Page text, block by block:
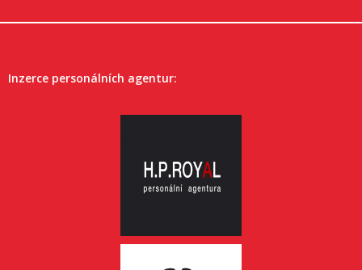
Inzerce personálních agentur: